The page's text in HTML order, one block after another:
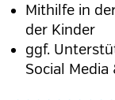
Mithilfe in
der Kinder
ggf.
Social Media